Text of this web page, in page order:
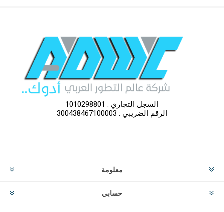
السجل التجاري : 1010298801
الرقم الضريبي : 300438467100003
معلومة
حسابي